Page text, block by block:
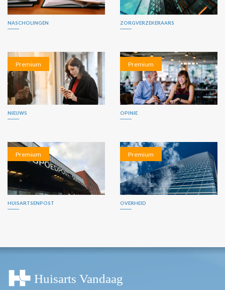
NASCHOLINGEN ZORGVERZEKERAARS
Premium
NIEUWS
Premium
OPINIE
Premium
HUISARTSENPOST
Premium
OVERHEID